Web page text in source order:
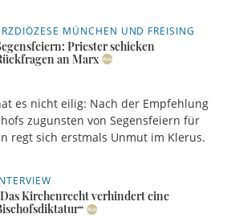
MÜNCHEN UND FREISING
Priester schicken
an Marx
es nicht eilig: Nach der Empfehlung
zugunsten von Segensfeiern für
regt sich erstmals Unmut im Klerus.
Kirchenrecht verhindert eine